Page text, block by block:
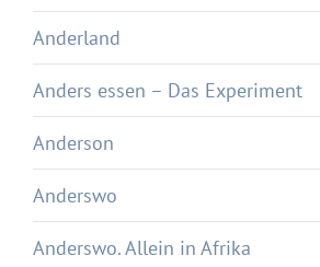
Anderland
Anders essen – Das Experiment
Anderson
Anderswo
Anderswo. Allein in Afrika